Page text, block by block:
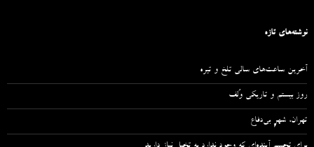
نوشته‌های تازه
آخرین ساعت‌های سالی تلخ و تیره
روز بیستم و تاریکی وُلف
تهران، شهرِ بی‌دفاع